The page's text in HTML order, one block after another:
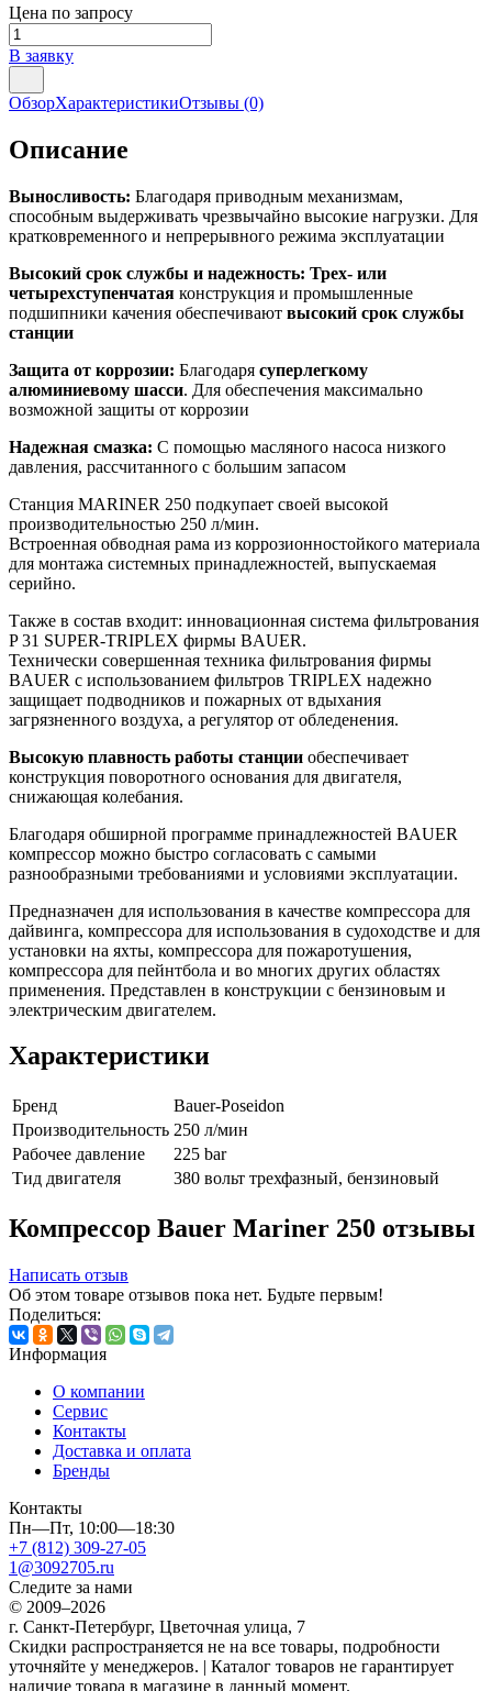
Цена по запросу
В заявку
ОбзорХарактеристикиОтзывы (0)
Описание
Выносливость: Благодаря приводным механизмам,
способным выдерживать чрезвычайно высокие нагрузки. Для
кратковременного и непрерывного режима эксплуатации
Высокий срок службы и надежность: Трех- или
четырехступенчатая конструкция и промышленные
подшипники качения обеспечивают высокий срок службы
станции
Защита от коррозии: Благодаря суперлегкому
алюминиевому шасси. Для обеспечения максимально
возможной защиты от коррозии
Надежная смазка: С помощью масляного насоса низкого
давления, рассчитанного с большим запасом
Станция MARINER 250 подкупает своей высокой
производительностью 250 л/мин.
Встроенная обводная рама из коррозионностойкого материала
для монтажа системных принадлежностей, выпускаемая
серийно.
Также в состав входит: инновационная система фильтрования
P 31 SUPER-TRIPLEX фирмы BAUER.
Технически совершенная техника фильтрования фирмы
BAUER с использованием фильтров TRIPLEX надежно
защищает подводников и пожарных от вдыхания
загрязненного воздуха, а регулятор от обледенения.
Высокую плавность работы станции обеспечивает
конструкция поворотного основания для двигателя,
снижающая колебания.
Благодаря обширной программе принадлежностей BAUER
компрессор можно быстро согласовать с самыми
разнообразными требованиями и условиями эксплуатации.
Предназначен для использования в качестве компрессора для
дайвинга, компрессора для использования в судоходстве и для
установки на яхты, компрессора для пожаротушения,
компрессора для пейнтбола и во многих других областях
применения. Представлен в конструкции с бензиновым и
электрическим двигателем.
Характеристики
Бренд
Bauer-Poseidon
Производительность 250 л/мин
Рабочее давление
225 bar
Тид двигателя
380 вольт трехфазный, бензиновый
Компрессор Bauer Mariner 250 отзывы
Написать отзыв
Об этом товаре отзывов пока нет. Будьте первым!
Поделиться:
Информация
О компании
Сервис
Контакты
Доставка и оплата
Бренды
Контакты
Пн—Пт, 10:00—18:30
+7 (812) 309-27-05
1@3092705.ru
Следите за нами
© 2009–2026
г. Санкт-Петербург, Цветочная улица, 7
Скидки распространяется не на все товары, подробности
уточняйте у менеджеров. | Каталог товаров не гарантирует
наличие товара в магазине в данный момент.